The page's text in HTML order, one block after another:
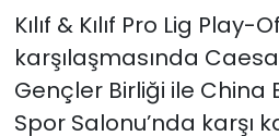
Kılıf & Kılıf Pro Lig Play-
karşılaşmasında
Gençler Birliği ile China
Spor Salonu’nda karşı
Politika
SAĞLIK
Spor